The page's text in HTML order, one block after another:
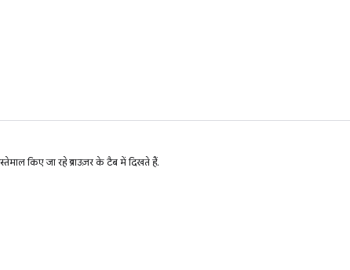
किए जा रहे ब्राउज़र के टैब में दिखते हैं.